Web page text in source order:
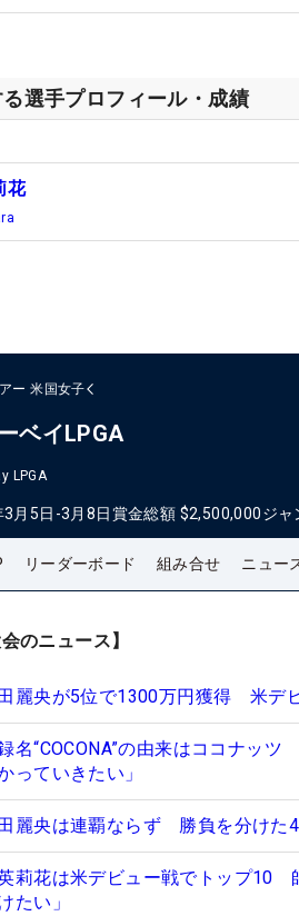
る選手プロフィール・成績
花
ー 米国女子
ベイLPGA
LPGA
月5日-3月8日賞金総額 $2,500,000ジャ
リーダーボード 組み合せ ニュー
のニュース】
麗央が5位で1300万円獲得 米デ
名“COCONA”の由来はココナッ
っていきたい」
麗央は連覇ならず 勝負を分けた4
莉花は米デビュー戦でトップ10
たい」